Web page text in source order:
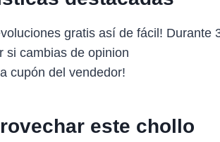
gratis así de fácil! Durante
si cambias de opinion
cupón del vendedor!
este chollo